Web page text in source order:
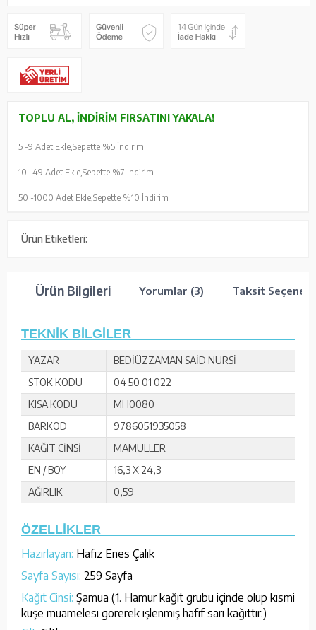
TOPLU AL, İNDIRIM FIRSATINI YAKALA!
5 -9 Adet Ekle, Sepette %5 İndirim
10 -49 Adet Ekle, Sepette %7 İndirim
50 -1000 Adet Ekle, Sepette %10 İndirim
Ürün Etiketleri:
Ürün Bilgileri Yorumlar (3) Taksit
TEKNİK BİLGİLER
YAZAR
BEDİÜZZAMAN SAİD NURSİ
STOK KODU
04 50 01 022
KISA KODU
MH0080
BARKOD
9786051935058
KAĞIT CİNSİ
MAMÜLLER
EN / BOY
16,3 X 24,3
AĞIRLIK
0,59
ÖZELLİKLER
Hazırlayan: Hafız Enes Çalık
Sayfa Sayısı: 259 Sayfa
Kağıt Cinsi: Şamua (1. Hamur kağıt grubu içinde olup kısmi
kuşe muamelesi görerek işlenmiş hafif sarı kağıttır.)